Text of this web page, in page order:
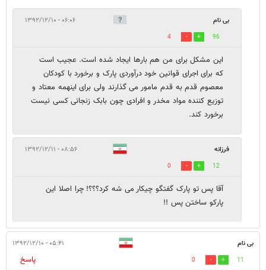
بی نام ۰۶:۰۶ - ۱۳۹۲/۱۲/۱۰
96
4
این مشکل برای من هم بارها ایجاد شده است. عجیب است
که برای اجرای قوانین خود درآوردی پارک و برخورد با کودکان
معصوم قدم به قدم مامور می گذارند ولی برای اینهمه معتاد و
توزیع کننده مواد مخدر و افرادی چون بابک زنجانی کسی نیست
برخورد کند.
فرزانه ۰۸:۵۶ - ۱۳۹۲/۱۲/۱۱
12
0
آقا پس تو پارک گفتگو چیکار می شه کرد؟؟؟! چرا اصلا این
پارکو ساختن پس !!
بی نام ۰۵:۴۱ - ۱۳۹۲/۱۲/۱۰
11
0
پاسخ